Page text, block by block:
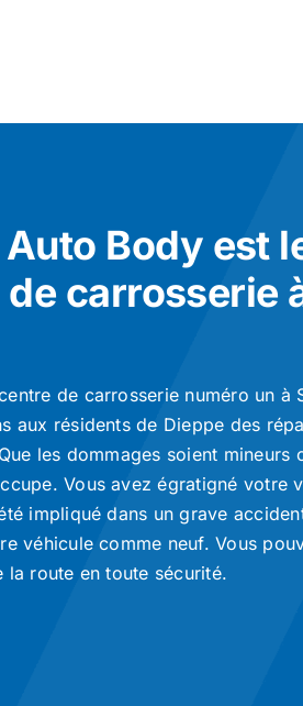
Body est
carrosserie
de carrosserie numéro un à
aux résidents de Dieppe des
les dommages soient mineurs
Vous avez égratigné votre
impliqué dans un grave
véhicule comme neuf. Vous
route en toute sécurité.